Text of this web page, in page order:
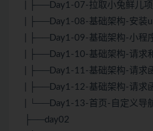
| ├──Day1-07-拉取小兔鲜儿
| ├──Day1-08-基础架构-安装
| ├──Day1-09-基础架构-小程
| ├──Day1-10-基础架构-请求
| ├──Day1-11-基础架构-请求
| ├──Day1-12-基础架构-请求
| └──Day1-13-首页-自定义导
├──day02